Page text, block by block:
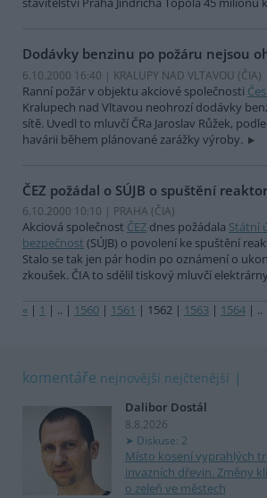
Dodávky benzinu po požáru nejsou
6.10.2000 16:40 | KRALUPY NAD VLTAVOU (ČIA)
Ranní požár v objektu akciové společnosti
Kralupech nad Vltavou neohrozí dodávky
sítě. Uvedl to mluvčí ČRa Jaroslav Růžek,
havárii během plánované zarážky výroby.
ČEZ požádal o SÚJB o spuštění
6.10.2000 10:10 | PRAHA (ČIA)
Akciová společnost ČEZ dnes požádala Státní
bezpečnost (SÚJB) o povolení ke spuštění
Stalo se tak jen pár hodin po oznámení o
zkoušek. ČIA to sdělil tiskový mluvčí
« | 1 | .. | 1560 | 1561 | 1562 | 1563 | 1564 | ..
komentáře nejnovější nejčtenější
Dalibor Dostál
8.8.2026
Diskuse: 2
Místo kosení vyprahlých
invazních dřevin. Změny
o zeleň ve městech